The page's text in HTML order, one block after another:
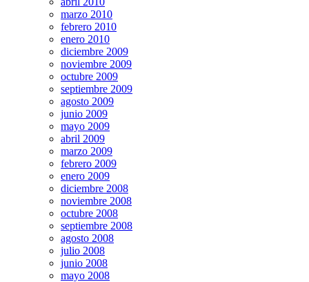
marzo 2010
febrero 2010
enero 2010
diciembre 2009
noviembre 2009
octubre 2009
septiembre 2009
agosto 2009
junio 2009
mayo 2009
abril 2009
marzo 2009
febrero 2009
enero 2009
diciembre 2008
noviembre 2008
octubre 2008
septiembre 2008
agosto 2008
julio 2008
junio 2008
mayo 2008